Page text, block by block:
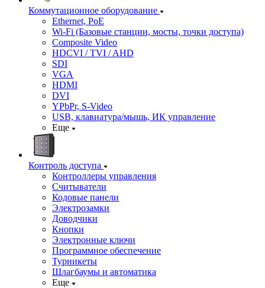
Коммутационное оборудование
Ethernet, PoE
Wi-Fi (Базовые станции, мосты, точки доступа)
Composite Video
HDCVI / TVI / AHD
SDI
VGA
HDMI
DVI
YPbPr, S-Video
USB, клавиатура/мышь, ИК управление
Еще
Контроль доступа
Контроллеры управления
Считыватели
Кодовые панели
Электрозамки
Доводчики
Кнопки
Электронные ключи
Программное обеспечение
Турникеты
Шлагбаумы и автоматика
Еще